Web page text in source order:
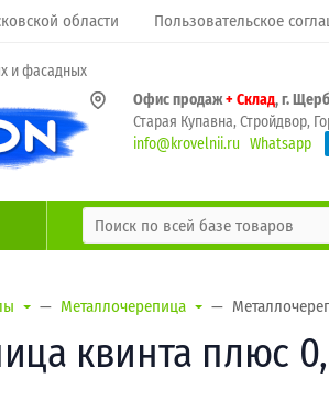
области Пользовательское
и фасадных
Офис продаж+ Склад, г.
Старая Купавна, Стройдвор,
info@krovelnii.ru Whatsapp
Металлочерепица
квинта плюс